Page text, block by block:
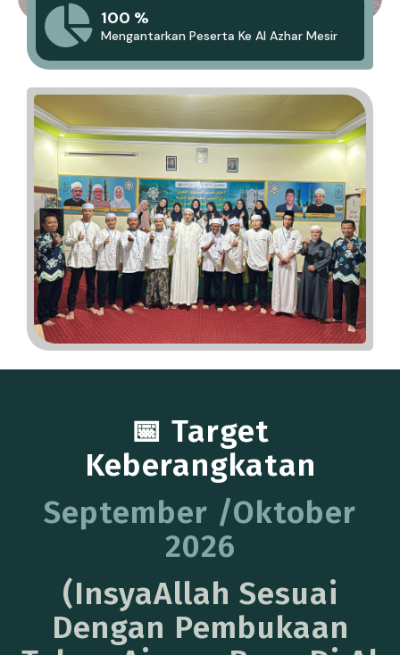
100 %
Mengantarkan Peserta Ke Al Azhar Mesir
📅 Target
Keberangkatan
September /Oktober
2026
(InsyaAllah Sesuai
Dengan Pembukaan